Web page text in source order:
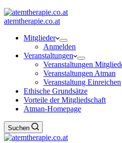
atemtherapie.co.at
Mitglieder
Anmelden
Veranstaltungen
Veranstaltungen
Veranstaltungen Atman
Veranstaltung Einreichen
Ethische Grundsätze
Vorteile der Mitgliedschaft
Atman-Homepage
Suchen